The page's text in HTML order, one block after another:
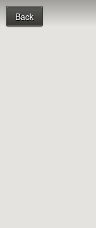
Back